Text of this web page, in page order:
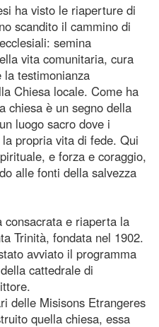
ha visto le riaperture di
scandito il cammino di
semina
vita comunitaria, cura
la testimonianza
Chiesa locale. Come ha
chiesa è un segno della
luogo sacro dove i
propria vita di fede. Qui
e forza e coraggio,
alle fonti della salvezza
consacrata e riaperta la
Trinità, fondata nel 1902.
avviato il programma
cattedrale di
delle Misisons Etrangeres
quella chiesa, essa